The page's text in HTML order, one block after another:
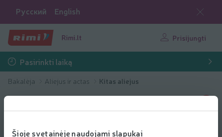
Šioje svetainėje naudojami slapukai
Русский English
Rimi.lt Prisijungti
Pasirinkti laiką
Bakalėja Aliejus ir actas Kitas aliejus